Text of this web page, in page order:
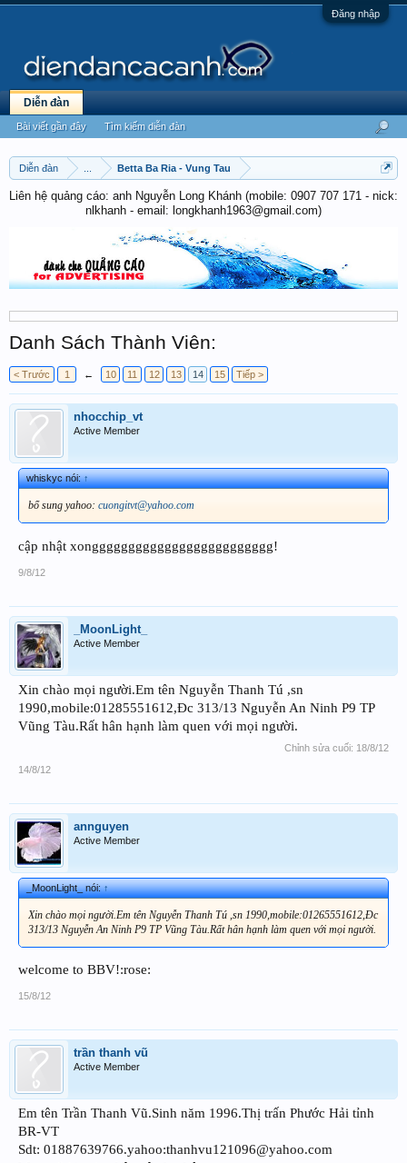
Đăng nhập
Diễn đàn Betta Ba Ria - Vung Tau
Liên hệ quảng cáo: anh Nguyễn Long Khánh (mobile: 0907 707 171 - nick:
nlkhanh - email: longkhanh1963@gmail.com)
Danh Sách Thành Viên:
< Trước 1 ← 10 11 12 13 14 15 Tiếp >
nhocchip_vt
Active Member
whiskyc nói:↑
bổ sung yahoo: cuongitvt@yahoo.com
cập nhật xonggggggggggggggggggggggggg!
9/8/12
_MoonLight_
Active Member
Xin chào mọi người.Em tên Nguyễn Thanh Tú ,sn
1990,mobile:01285551612,Đc 313/13 Nguyễn An Ninh P9 TP
Vũng Tàu.Rất hân hạnh làm quen với mọi người.
Chỉnh sửa cuối: 18/8/12
14/8/12
annguyen
Active Member
_MoonLight_ nói:↑
Xin chào mọi người.Em tên Nguyễn Thanh Tú ,sn 1990,mobile:01265551612,Đc
313/13 Nguyễn An Ninh P9 TP Vũng Tàu.Rất hân hạnh làm quen với mọi người.
welcome to BBV!:rose:
15/8/12
trần thanh vũ
Active Member
Em tên Trần Thanh Vũ.Sinh năm 1996.Thị trấn Phước Hải tỉnh
BR-VT
Sdt: 01887639766.yahoo:thanhvu121096@yahoo.com
Diễn đàn
Bài viết gần đây Tìm kiếm diễn đàn